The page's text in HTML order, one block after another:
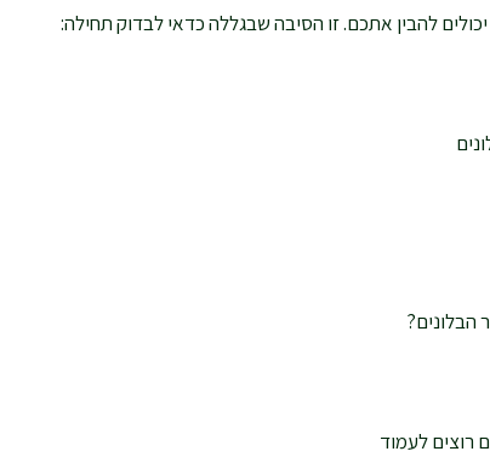
להבין אתכם. זו הסיבה שבגללה כדאי לבדוק תחילה:
הבלונים?
לעמוד